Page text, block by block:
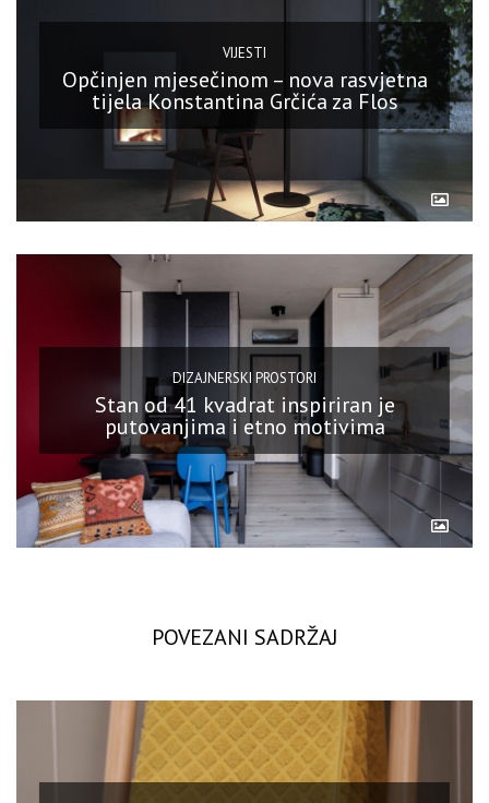
VIJESTI
Opčinjen mjesečinom – nova rasvjetna
tijela Konstantina Grčića za Flos
DIZAJNERSKI PROSTORI
Stan od 41 kvadrat inspiriran je
putovanjima i etno motivima
POVEZANI SADRŽAJ